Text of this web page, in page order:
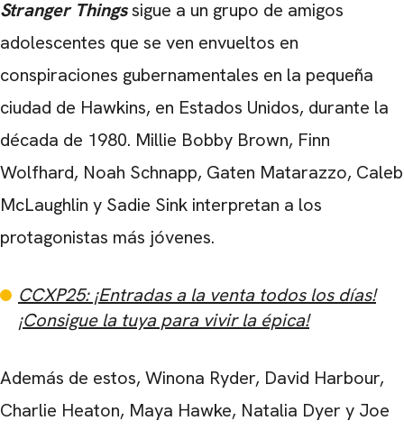
Stranger Thingssigue a un grupo de amigos
adolescentes que se ven envueltos en
conspiraciones gubernamentales en la pequeña
ciudad de Hawkins, en Estados Unidos, durante la
década de 1980. Millie Bobby Brown, Finn
Wolfhard, Noah Schnapp, Gaten Matarazzo, Caleb
McLaughlin y Sadie Sink interpretan a los
protagonistas más jóvenes.
CCXP25: ¡Entradas a la venta todos los días!
¡Consigue la tuya para vivir la épica!
Además de estos, Winona Ryder, David Harbour,
Charlie Heaton, Maya Hawke, Natalia Dyer y Joe
CARREGANDO PUBLICIDADE